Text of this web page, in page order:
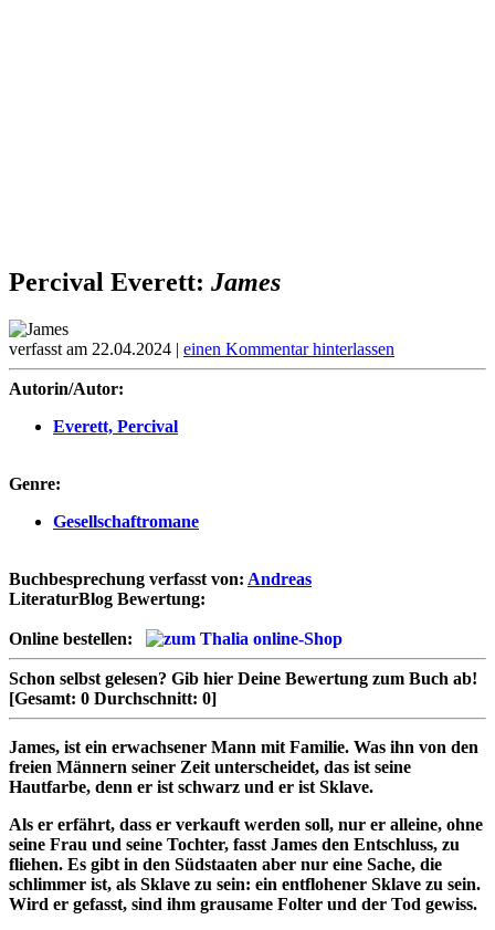
Percival Everett: James
verfasst am 22.04.2024 | einen Kommentar hinterlassen
Autorin/Autor:
Everett, Percival
Genre:
Gesellschaftromane
Buchbesprechung verfasst von: Andreas
LiteraturBlog Bewertung:
Online bestellen:
Schon selbst gelesen? Gib hier Deine Bewertung zum Buch ab!
[Gesamt: 0 Durchschnitt: 0]
James, ist ein erwachsener Mann mit Familie. Was ihn von den
freien Männern seiner Zeit unterscheidet, das ist seine
Hautfarbe, denn er ist schwarz und er ist Sklave.
Als er erfährt, dass er verkauft werden soll, nur er alleine, ohne
seine Frau und seine Tochter, fasst James den Entschluss, zu
fliehen. Es gibt in den Südstaaten aber nur eine Sache, die
schlimmer ist, als Sklave zu sein: ein entflohener Sklave zu sein.
Wird er gefasst, sind ihm grausame Folter und der Tod gewiss.